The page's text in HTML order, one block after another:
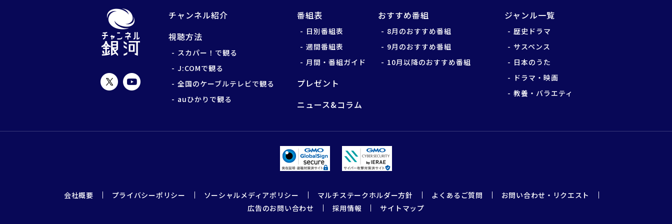
チャンネル紹介
視聴方法
スカパー！で観る
J:COMで観る
全国のケーブルテレビで観る
auひかりで観る
番組表
日別番組表
週間番組表
月間・番組ガイド
プレゼント
ニュース&コラム
おすすめ番組
8月のおすすめ番組
9月のおすすめ番組
10月以降のおすすめ番組
ジャンル一覧
歴史ドラマ
サスペンス
日本のうた
ドラマ・映画
教養・バラエティ
会社概要 プライバシーポリシー ソーシャルメディアポリシー マルチステークホルダー方針 よくあるご質問
お問い合わせ・リクエスト
広告のお問い合わせ
採用情報 サイトマップ